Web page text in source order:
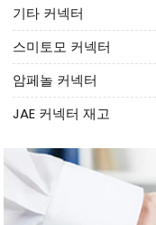
기타 커넥터
스미토모 커넥터
암페놀 커넥터
JAE 커넥터 재고